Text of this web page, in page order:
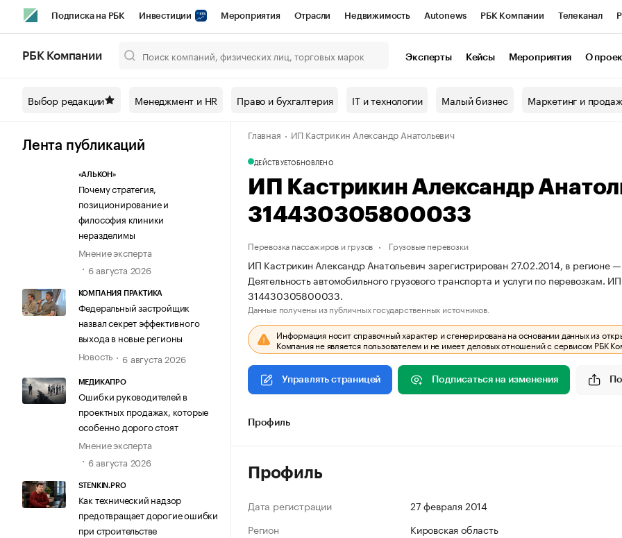
Подписка на РБК Инвестиции Мероприятия Отрасли Недвижимость Autonews РБК Компании Телеканал
Спецпроекты СПб Конференции СПб Спецпроекты Проверка контрагентов
Технологии и медиа Рынок наличной валюты
РБК Компании Эксперты Кейсы Мероприятия О
Выбор редакции Менеджмент и HR Право и бухгалтерия IT и технологии Малый бизнес Маркетинг и
Лента публикаций
«АЛЬКОН»
Почему стратегия,
позиционирование и
философия клиники
неразделимы
Мнение эксперта
6 августа 2026
КОМПАНИЯ ПРАКТИКА
Федеральный застройщик
назвал секрет эффективного
выхода в новые регионы
Новость
6 августа 2026
МЕДИКАПРО
Ошибки руководителей в
проектных продажах, которые
особенно дорого стоят
Мнение эксперта
6 августа 2026
STENKIN.PRO
Как технический надзор
предотвращает дорогие ошибки
при строительстве
Главная ИП Кастрикин Александр Анатольевич
ДЕЙСТВУЕТОБНОВЛЕНО
ИП Кастрикин Александр
314430305800033
Перевозка пассажиров и грузов Грузовые перевозки
ИП Кастрикин Александр Анатольевич зарегистрирован 27.02.2014, в регионе
Деятельность автомобильного грузового транспорта и услуги по
314430305800033.
Данные получены из публичных государственных источников.
Информация носит справочный характер и сгенерирована на основании данных из
Компания не является пользователем и не имеет деловых отношений с сервисом РБК
Управлять страницей Подписаться на изменения
Профиль
Профиль
Дата регистрации
27 февраля 2014
Регион
Кировская область